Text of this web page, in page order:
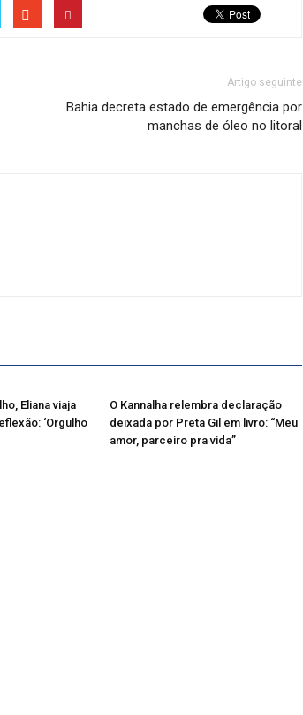
Artigo seguinte
Bahia decreta estado de emergência por
manchas de óleo no litoral
Eliana viaja
‘Orgulho
O Kannalha relembra declaração
deixada por Preta Gil em livro: “Meu
amor, parceiro pra vida”